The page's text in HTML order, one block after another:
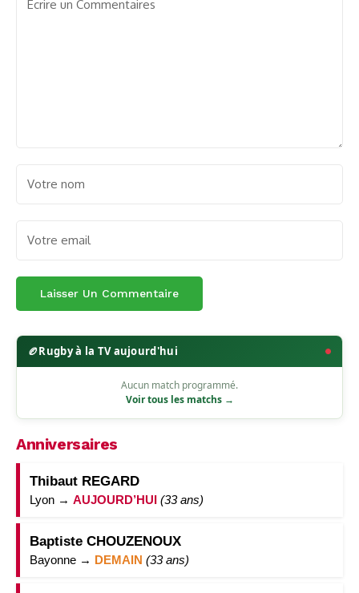
🏉Rugby à la TV aujourd'hui
Aucun match programmé.
Voir tous les matchs →
Anniversaires
Thibaut REGARD
Lyon → AUJOURD’HUI (33 ans)
Baptiste CHOUZENOUX
Bayonne → DEMAIN (33 ans)